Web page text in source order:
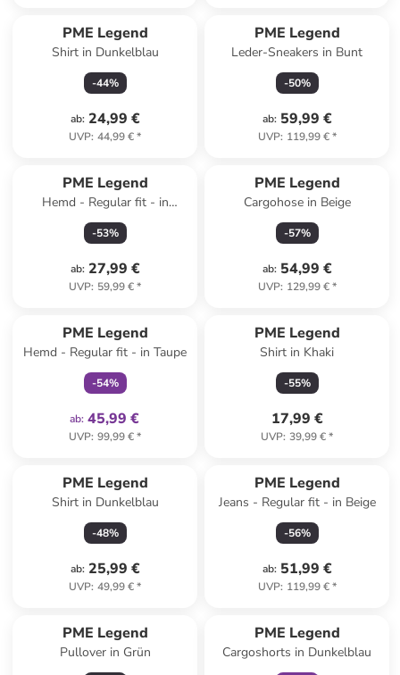
PME Legend
Shirt in Dunkelblau
-44%
ab: 24,99 €
UVP: 44,99 €*
PME Legend
Leder-Sneakers in Bunt
-50%
ab: 59,99 €
UVP: 119,99 €*
PME Legend
Hemd - Regular fit - in
Dunkelblau
-53%
ab: 27,99 €
UVP: 59,99 €*
PME Legend
Cargohose in Beige
-57%
ab: 54,99 €
UVP: 129,99 €*
PME Legend
Hemd - Regular fit - in Taupe
-54%
ab: 45,99 €
UVP: 99,99 €*
PME Legend
Shirt in Khaki
-55%
17,99 €
UVP: 39,99 €*
PME Legend
Shirt in Dunkelblau
-48%
ab: 25,99 €
UVP: 49,99 €*
PME Legend
Jeans - Regular fit - in Beige
-56%
ab: 51,99 €
UVP: 119,99 €*
PME Legend
Pullover in Grün
PME Legend
Cargoshorts in Dunkelblau